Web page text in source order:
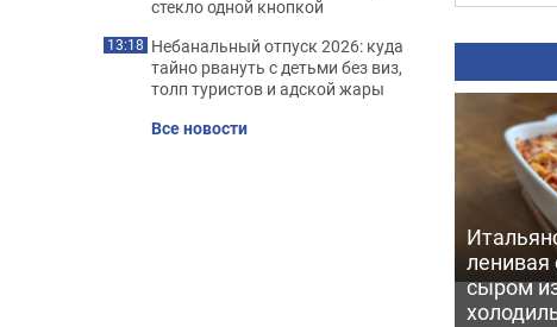
ленивая
сыром
стекло одной кнопкой
13:18 Небанальный отпуск 2026: куда
тайно рвануть с детьми без виз,
толп туристов и адской жары
Все новости